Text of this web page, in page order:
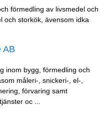
förmedling av livsmedel och
och storkök, ävensom idka
AB
inom bygg, förmedling och
måleri-, snickeri-, el-,
förvaring samt
oc ...